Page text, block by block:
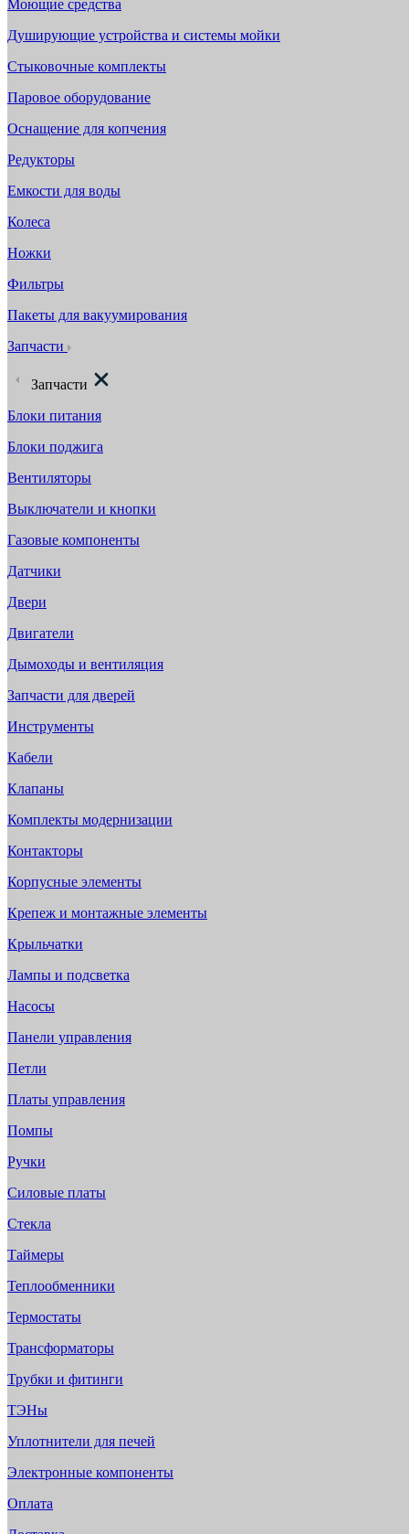
Моющие средства
Душирующие устройства и системы мойки
Стыковочные комплекты
Паровое оборудование
Оснащение для копчения
Редукторы
Емкости для воды
Колеса
Ножки
Фильтры
Пакеты для вакуумирования
Запчасти
Запчасти
Блоки питания
Блоки поджига
Вентиляторы
Выключатели и кнопки
Газовые компоненты
Датчики
Двери
Двигатели
Дымоходы и вентиляция
Запчасти для дверей
Инструменты
Кабели
Клапаны
Комплекты модернизации
Контакторы
Корпусные элементы
Крепеж и монтажные элементы
Крыльчатки
Лампы и подсветка
Насосы
Панели управления
Петли
Платы управления
Помпы
Ручки
Силовые платы
Стекла
Таймеры
Теплообменники
Термостаты
Трансформаторы
Трубки и фитинги
ТЭНы
Уплотнители для печей
Электронные компоненты
Оплата